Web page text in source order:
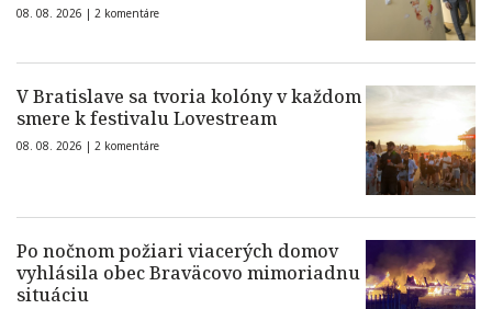
08. 08. 2026 | 2 komentáre
V Bratislave sa tvoria kolóny v každom
smere k festivalu Lovestream
08. 08. 2026 | 2 komentáre
Po nočnom požiari viacerých domov
vyhlásila obec Braväcovo mimoriadnu
situáciu